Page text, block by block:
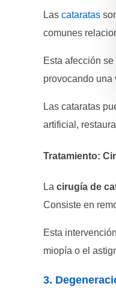
Las cataratas
comunes
Esta afección
provocando una
Las cataratas
artificial,
Tratamiento:
La cirugía de
Consiste en
Esta
miopía o el
3.